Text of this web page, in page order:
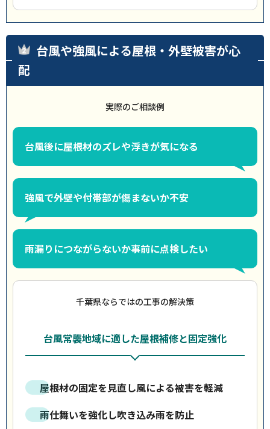
台風や強風による屋根・外壁被害が心
配
実際のご相談例
台風後に屋根材のズレや浮きが気になる
強風で外壁や付帯部が傷まないか不安
雨漏りにつながらないか事前に点検したい
千葉県ならではの工事の解決策
台風常襲地域に適した屋根補修と固定強化
屋根材の固定を見直し風による被害を軽減
雨仕舞いを強化し吹き込み雨を防止